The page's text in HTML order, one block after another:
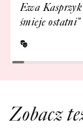
Ewa
śmieje ostatni”
Zobacz